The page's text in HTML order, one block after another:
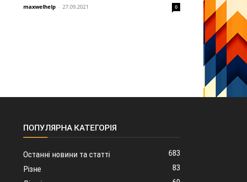
maxwelhelp - 27.09.2021 0
ПОПУЛЯРНА КАТЕГОРІЯ
Останні новини та статті
683
Різне
83